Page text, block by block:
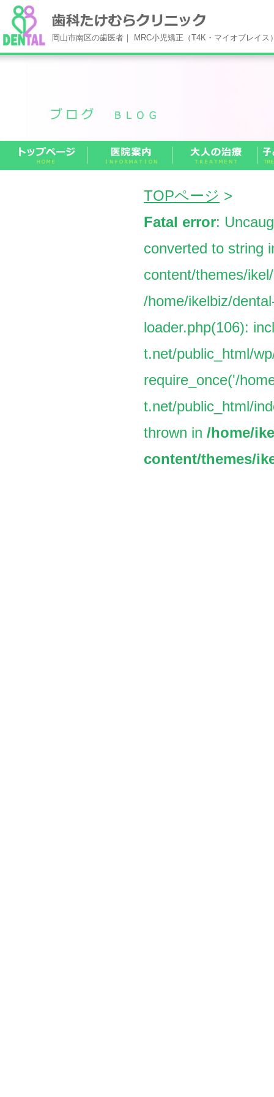
岡山市南区の歯医者｜ MRC小児矯正（T4K・マイオブレイ
TOPページ >
Fatal error:
converted to string
content/themes/
/home/ikelbiz/
loader.php(106):
t.net/public_html/
require_once('/
t.net/public_html/
thrown in /home/
content/themes/